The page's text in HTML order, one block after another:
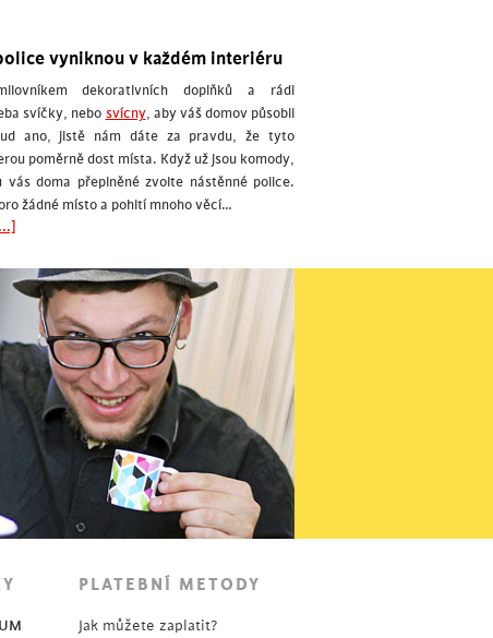
vyniknou v každém interiéru
dekorativních doplňků a rádi
svíčky, nebo svícny, aby váš domov působil
ano, jistě nám dáte za pravdu, že tyto
poměrně dost místa. Když už jsou komody,
vás doma přeplněné zvolte nástěnné police.
žádné místo a pohltí mnoho věcí…
PLATEBNÍ METODY
Jak můžete zaplatit?